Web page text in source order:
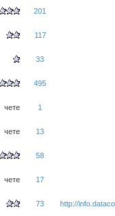
201
117
33
495
чете 1
чете 13
58
чете 17
73 http://